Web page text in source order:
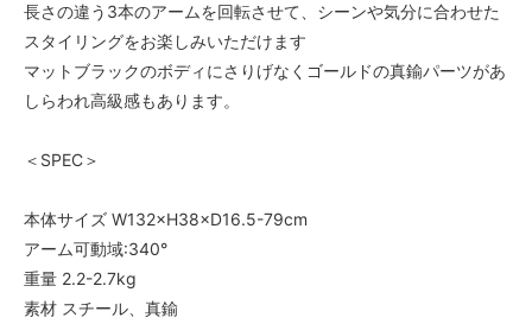
長さの違う3本のアームを回転させて、シーンや気分に合わせた
スタイリングをお楽しみいただけます
マットブラックのボディにさりげなくゴールドの真鍮パーツがあ
しらわれ高級感もあります。
＜SPEC＞
本体サイズ W132×H38×D16.5-79cm
アーム可動域:340°
重量 2.2-2.7kg
素材 スチール、真鍮